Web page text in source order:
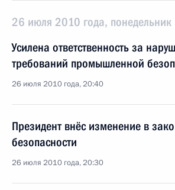
26 июля 2010 года, понедельник
Усилена ответственность за
требований промышленной
26 июля 2010 года, 20:40
Президент внёс изменение в
безопасности
26 июля 2010 года, 20:30